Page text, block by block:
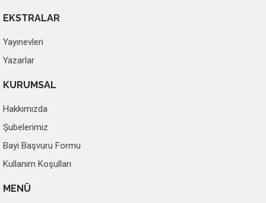
EKSTRALAR
Yayınevleri
Yazarlar
KURUMSAL
Hakkımızda
Şubelerimiz
Bayi Başvuru Formu
Kullanım Koşulları
MENÜ